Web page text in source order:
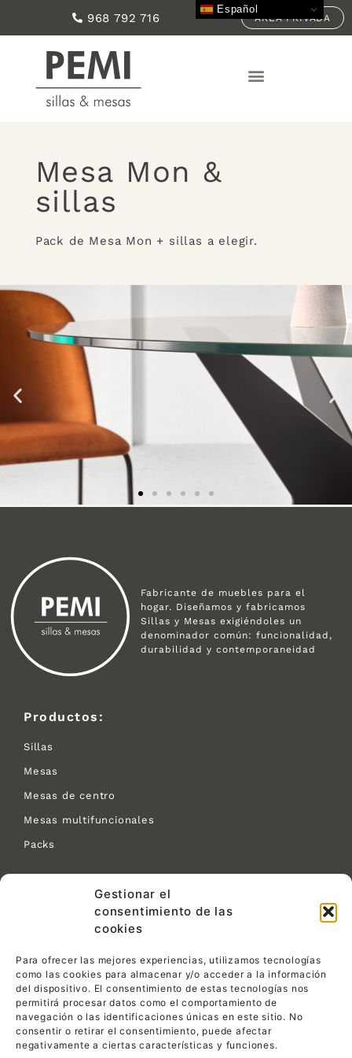
Gestionar el
consentimiento de las
cookies
Para ofrecer las mejores experiencias, utilizamos tecnologías
como las cookies para almacenar y/o acceder a la información
del dispositivo. El consentimiento de estas tecnologías nos
permitirá procesar datos como el comportamiento de
navegación o las identificaciones únicas en este sitio. No
consentir o retirar el consentimiento, puede afectar
negativamente a ciertas características y funciones.
968 792 716 ÁREA PRIVADA
Mesa Mon &
sillas
Pack de Mesa Mon + sillas a elegir.
Fabricante de muebles para el
hogar. Diseñamos y fabricamos
Sillas y Mesas exigiéndoles un
denominador común: funcionalidad,
durabilidad y contemporaneidad
Productos:
Sillas
Mesas
Mesas de centro
Mesas multifuncionales
Packs
C/ Las Tejeras S/N.
CP 30510 Yecla (Murcia)
info@pemin1ensillas.com
Legal:
Política de privacidad
Español